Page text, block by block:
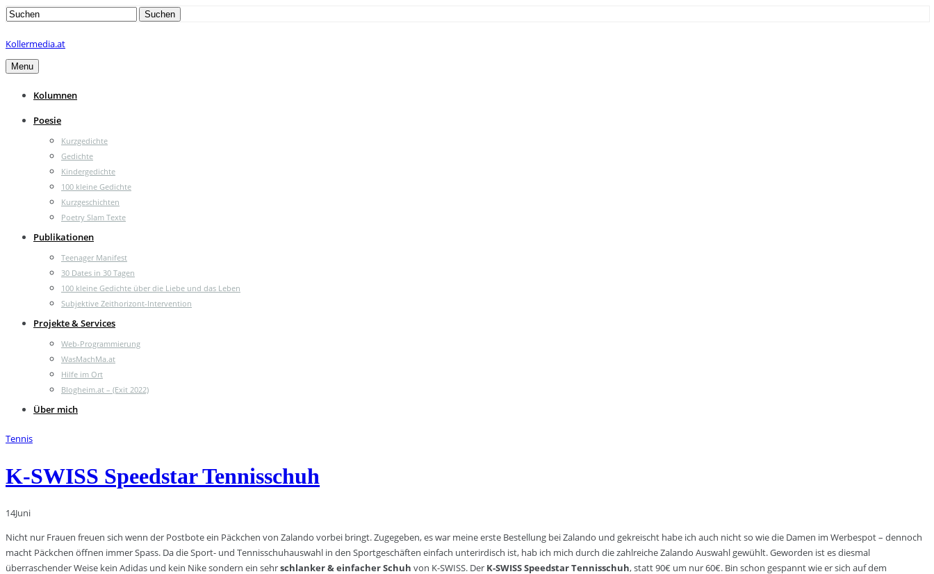
Search
Suchen
Kollermedia.at
Menu
Kolumnen
Poesie
Kurzgedichte
Gedichte
Kindergedichte
100 kleine Gedichte
Kurzgeschichten
Poetry Slam Texte
Publikationen
Teenager Manifest
30 Dates in 30 Tagen
100 kleine Gedichte über die Liebe und das Leben
Subjektive Zeithorizont-Intervention
Projekte & Services
Web-Programmierung
WasMachMa.at
Hilfe im Ort
Blogheim.at – (Exit 2022)
Über mich
Tennis
K-SWISS Speedstar Tennisschuh
14Juni
Nicht nur Frauen freuen sich wenn der Postbote ein Päckchen von Zalando vorbei bringt. Zugegeben, es war meine erste Bestellung bei Zalando und gekreischt habe ich auch nicht so wie die Damen im Werbespot – dennoch
macht Päckchen öffnen immer Spass. Da die Sport- und Tennisschuhauswahl in den Sportgeschäften einfach unterirdisch ist, hab ich mich durch die zahlreiche Zalando Auswahl gewühlt. Geworden ist es diesmal
überraschender Weise kein Adidas und kein Nike sondern ein sehrschlanker & einfacher Schuh von K-SWISS. Der K-SWISS Speedstar Tennisschuh, statt 90€ um nur 60€. Bin schon gespannt wie er sich auf dem